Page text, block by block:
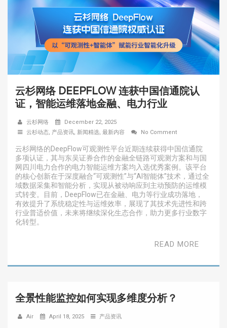
云杉网络 DEEPFLOW 连获中国信通院认
证，智能运维落地金融、电力行业
云杉网络
December 22, 2025
云杉动态 产品资讯 新闻精选 最新内容 No Comment
云杉网络的DeepFlow可观测性平台近期连续获得中国信通院
多项认证，其与东吴证券合作的金融全链路可观测方案和与国
网四川电力合作的电力智能运维方案均入选优秀案例。该平台
的核心创新在于深度融合“可观测性”与“AI智能体”技术，通过全
域数据采集和智能分析，实现从被动响应到主动预防的运维模
式转变。目前，DeepFlow已在金融、电力等行业成功落地，
有效提升了系统稳定性与运维效率，展现了其技术先进性和跨
行业普适价值，未来将继续深化生态合作，助力更多行业数字
化转型。
READ MORE
全景性能监控如何实现多维度分析？
Air April 18, 2025 产品资讯